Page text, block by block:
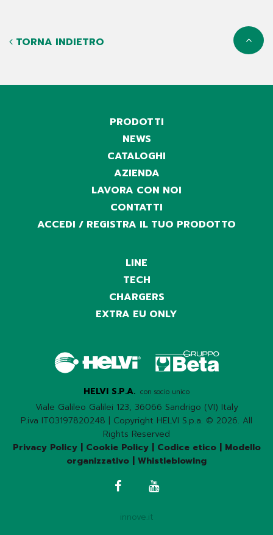
TORNA INDIETRO
PRODOTTI
NEWS
CATALOGHI
AZIENDA
LAVORA CON NOI
CONTATTI
ACCEDI / REGISTRA IL TUO PRODOTTO
LINE
TECH
CHARGERS
EXTRA EU ONLY
HELVI S.P.A. con socio unico
Viale Galileo Galilei 123, 36066 Sandrigo (VI) Italy
P.iva IT03197820248 | Copyright HELVI S.p.a. © 2026. All
Rights Reserved
Privacy Policy| Cookie Policy| Codice etico| Modello
organizzativo
Whistleblowing
innove.it